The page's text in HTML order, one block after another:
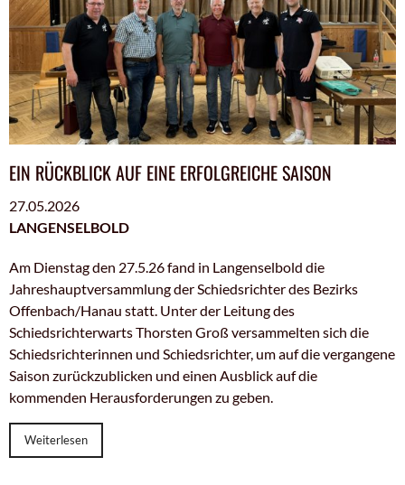
EIN RÜCKBLICK AUF EINE ERFOLGREICHE SAISON
27.05.2026
LANGENSELBOLD
Am Dienstag den 27.5.26 fand in Langenselbold die
Jahreshauptversammlung der Schiedsrichter des Bezirks
Offenbach/Hanau statt. Unter der Leitung des
Schiedsrichterwarts Thorsten Groß versammelten sich die
Schiedsrichterinnen und Schiedsrichter, um auf die vergangene
Saison zurückzublicken und einen Ausblick auf die
kommenden Herausforderungen zu geben.
Weiterlesen